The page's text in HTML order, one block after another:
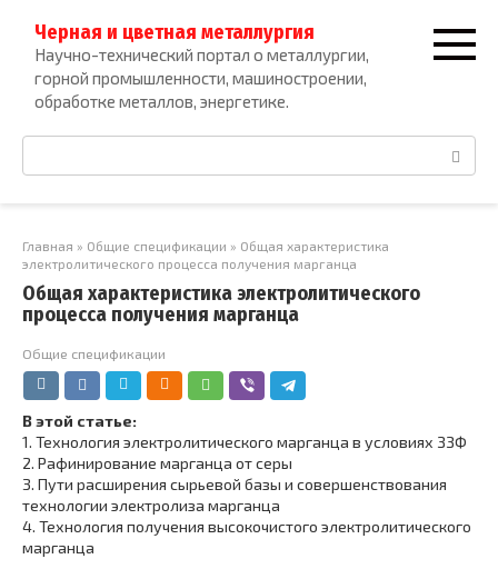
контенту
Черная и цветная металлургия
Научно-технический портал о металлургии,
горной промышленности, машиностроении,
обработке металлов, энергетике.
Поиск:
Главная » Общие спецификации » Общая характеристика
электролитического процесса получения марганца
Общая характеристика электролитического
процесса получения марганца
Общие спецификации
В этой статье:
1. Технология электролитического марганца в условиях ЗЗФ
2. Рафинирование марганца от серы
3. Пути расширения сырьевой базы и совершенствования
технологии электролиза марганца
4. Технология получения высокочистого электролитического
марганца